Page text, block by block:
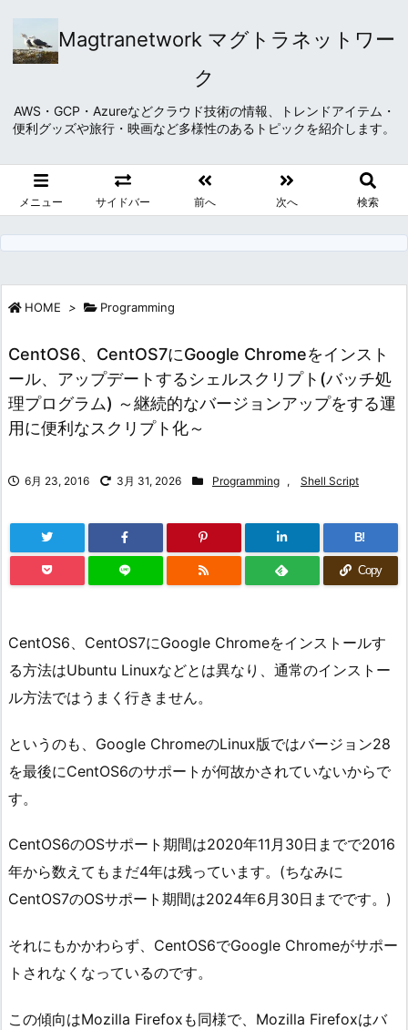
Magtranetwork マグトラネットワー
ク
AWS・GCP・Azureなどクラウド技術の情報、トレンドアイテム・
便利グッズや旅行・映画など多様性のあるトピックを紹介します。
メニュー サイドバー 前へ 次へ 検索
HOME > Programming
CentOS6、CentOS7にGoogle Chromeをインスト
ール、アップデートするシェルスクリプト(バッチ処
理プログラム) ～継続的なバージョンアップをする運
用に便利なスクリプト化～
6月 23, 2016 3月 31, 2026 Programming , Shell Script
B!
Copy
CentOS6、CentOS7にGoogle Chromeをインストールす
る方法はUbuntu Linuxなどとは異なり、通常のインストー
ル方法ではうまく行きません。
というのも、Google ChromeのLinux版ではバージョン28
を最後にCentOS6のサポートが何故かされていないからで
す。
CentOS6のOSサポート期間は2020年11月30日までで2016
年から数えてもまだ4年は残っています。(ちなみに
CentOS7のOSサポート期間は2024年6月30日までです。)
それにもかかわらず、CentOS6でGoogle Chromeがサポー
トされなくなっているのです。
この傾向はMozilla Firefoxも同様で、Mozilla Firefoxはバ